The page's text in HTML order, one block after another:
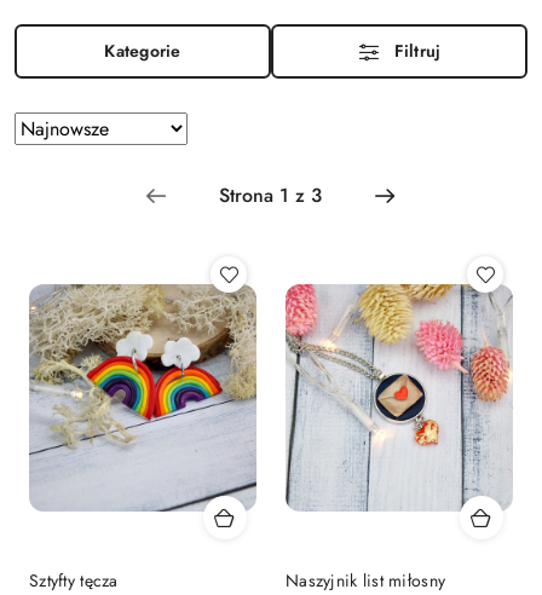
Kategorie Filtruj
Zastosowano
sortowanie:
Sortuj
według
Sztyfty tęcza Naszyjnik list miłosny